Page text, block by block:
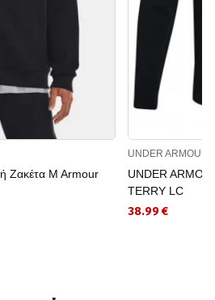
Ζακέτα M Armour
UNDER ARMOUR
UNDER
TERRY LC
38.99 €